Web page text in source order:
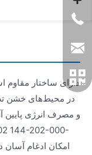
در محیط‌های خشن
و مصرف انرژی پایین